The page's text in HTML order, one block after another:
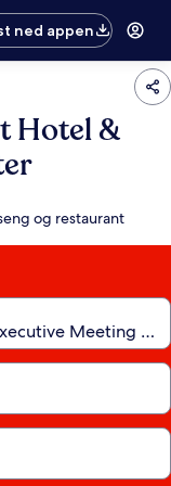
ned appen
Hotel &
og restaurant